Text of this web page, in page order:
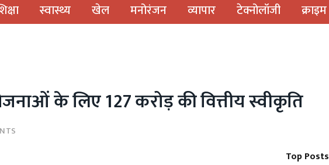
स्वास्थ्य खेल मनोरंजन व्यापार टेक्नोलॉजी क्राइम
के लिए 127 करोड़ की वित्तीय स्वीकृति
Top Posts